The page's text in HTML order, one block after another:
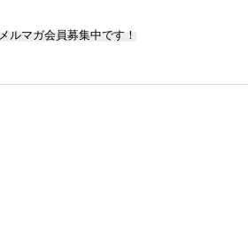
メルマガ会員募集中です！